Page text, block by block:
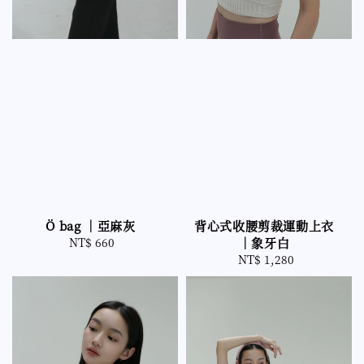
Ö bag ｜亞麻灰
Regular
NT$ 660
背心式收腰剪裁運動上衣
｜象牙白
Regular
price
NT$ 1,280